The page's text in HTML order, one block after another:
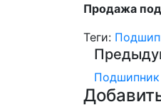
Продажа
Теги: